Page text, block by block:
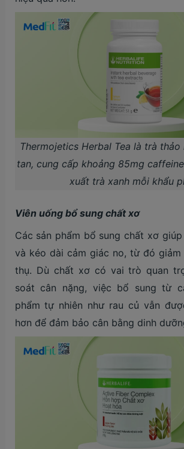
Thermojetics Herbal Tea là trà
tan, cung cấp khoảng 85mg
xuất trà xanh mỗi khẩu
Viên uống bổ sung chất xơ
Các sản phẩm bổ sung chất xơ
và kéo dài cảm giác no, từ đó
thụ. Dù chất xơ có vai trò quan
soát cân nặng, việc bổ sung từ
phẩm tự nhiên như rau củ vẫn
hơn để đảm bảo cân bằng dinh